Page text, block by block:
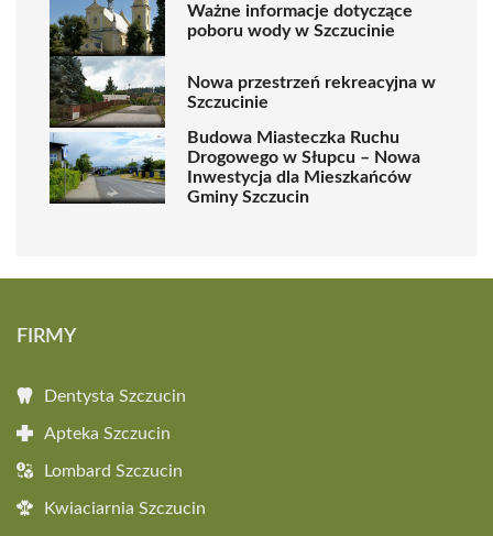
Ważne informacje dotyczące
poboru wody w Szczucinie
Nowa przestrzeń rekreacyjna w
Szczucinie
Budowa Miasteczka Ruchu
Drogowego w Słupcu – Nowa
Inwestycja dla Mieszkańców
Gminy Szczucin
FIRMY
Dentysta Szczucin
Apteka Szczucin
Lombard Szczucin
Kwiaciarnia Szczucin